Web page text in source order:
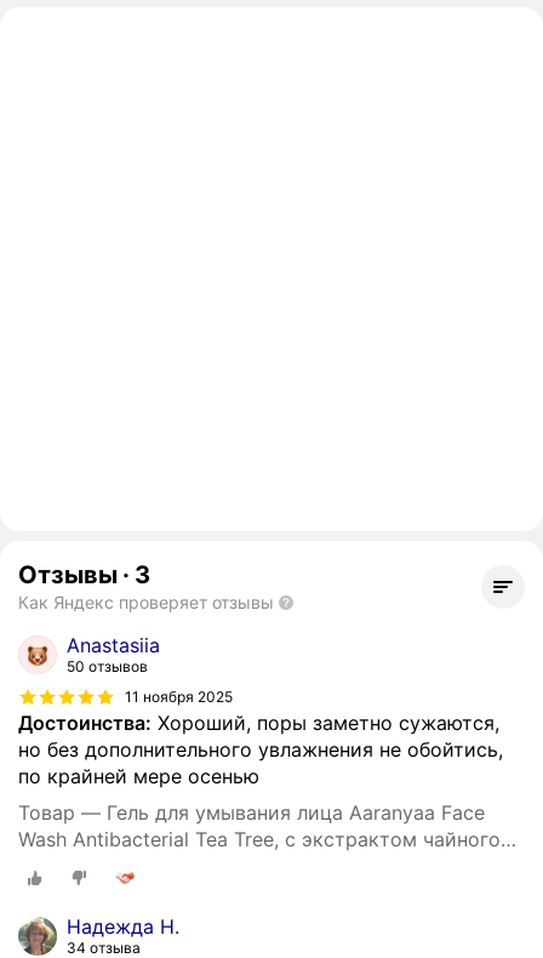
Отзывы · 3
Как Яндекс проверяет отзывы
Anastasiia
50 отзывов
11 ноября 2025
Достоинства: Хороший, поры заметно сужаются,
но без дополнительного увлажнения не обойтись,
по крайней мере осенью
Товар — Гель для умывания лица Aaranyaa Face
Wash Antibacterial Tea Tree, с экстрактом чайного
дерева, 110мл
Надежда Н.
34 отзыва